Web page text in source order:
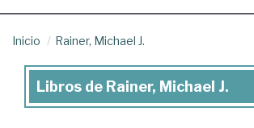
Inicio Rainer, Michael J.
Libros
Libros de Rainer, Michael J.